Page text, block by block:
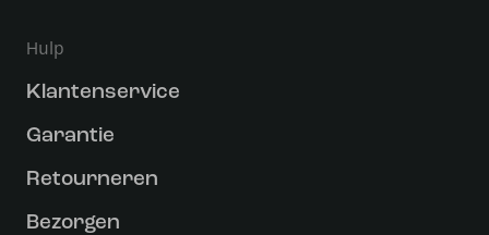
Hulp
Klantenservice
Garantie
Retourneren
Bezorgen